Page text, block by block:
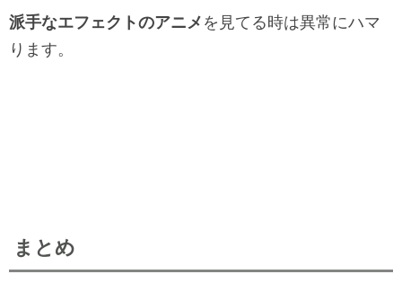
派手なエフェクトのアニメを見てる時は異常にハマ
ります。
まとめ